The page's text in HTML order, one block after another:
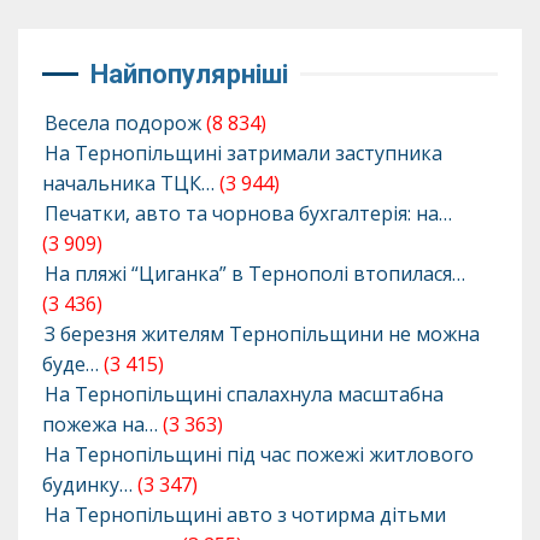
Найпопулярніші
Весела подорож(8 834)
На Тернопільщині затримали заступника
начальника ТЦК… (3 944)
Печатки, авто та чорнова бухгалтерія: на…
(3 909)
На пляжі “Циганка” в Тернополі втопилася…
(3 436)
З березня жителям Тернопільщини не можна
буде… (3 415)
На Тернопільщині спалахнула масштабна
пожежа на… (3 363)
На Тернопільщині під час пожежі житлового
будинку… (3 347)
На Тернопільщині авто з чотирма дітьми